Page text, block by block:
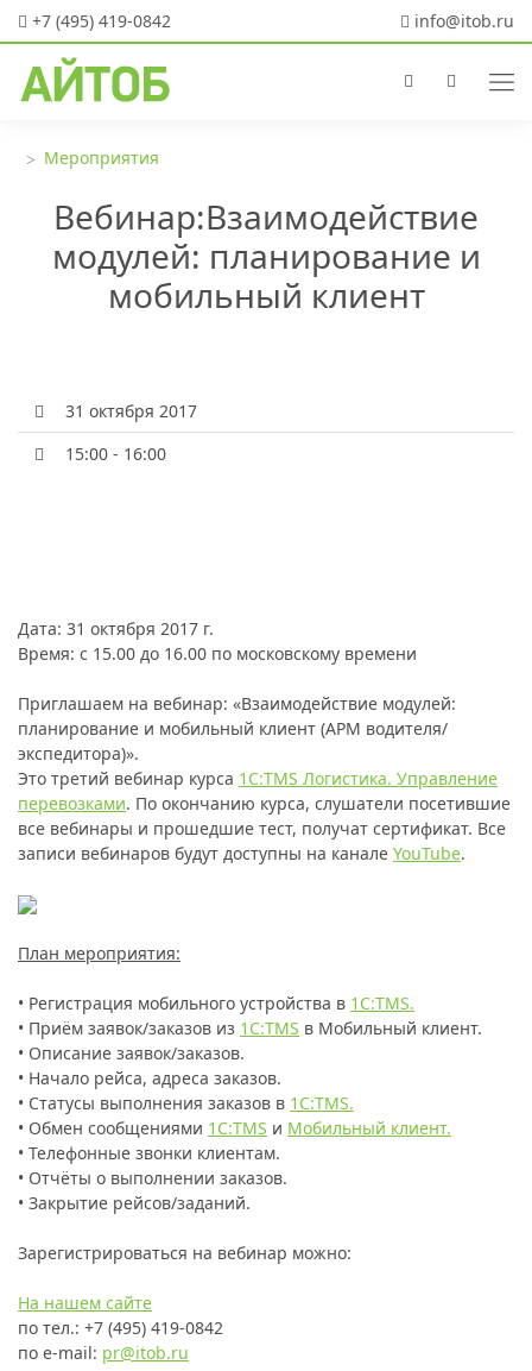
+7 (495) 419-0842 info@itob.ru
Мероприятия
Вебинар:Взаимодействие
модулей: планирование и
мобильный клиент
31 октября 2017
15:00 - 16:00
Дата: 31 октября 2017 г.
Время: с 15.00 до 16.00 по московскому времени
Приглашаем на вебинар: «Взаимодействие модулей:
планирование и мобильный клиент (АРМ водителя/
экспедитора)».
Это третий вебинар курса 1С:TMS Логистика. Управление
перевозками. По окончанию курса, слушатели посетившие
все вебинары и прошедшие тест, получат сертификат. Все
записи вебинаров будут доступны на канале YouTube.
План мероприятия:
• Регистрация мобильного устройства в 1С:TMS.
• Приём заявок/заказов из 1С:TMS в Мобильный клиент.
• Описание заявок/заказов.
• Начало рейса, адреса заказов.
• Статусы выполнения заказов в 1С:TMS.
• Обмен сообщениями 1С:TMS и Мобильный клиент.
• Телефонные звонки клиентам.
• Отчёты о выполнении заказов.
• Закрытие рейсов/заданий.
Зарегистрироваться на вебинар можно:
На нашем сайте
по тел.: +7 (495) 419-0842
по е-mail: pr@itob.ru